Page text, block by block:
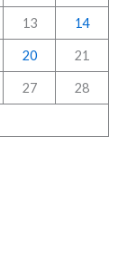
13 14
20 21
27 28